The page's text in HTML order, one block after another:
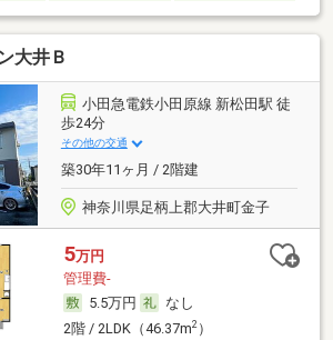
大井Ｂ
小田急電鉄小田原線 新松田駅 徒
歩24分
その他の交通
築30年11ヶ月 / 2階建
神奈川県足柄上郡大井町金子
5万円
管理費-
5.5万円
なし
2階 / 2LDK（46.37m2）